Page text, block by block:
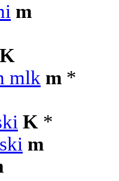
m
K
mlk m *
K *
m